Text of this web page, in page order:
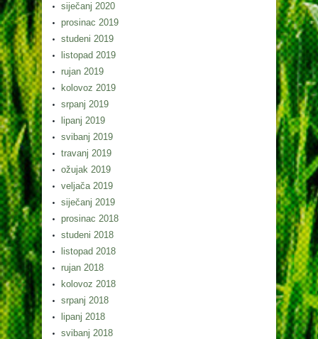
siječanj 2020
prosinac 2019
studeni 2019
listopad 2019
rujan 2019
kolovoz 2019
srpanj 2019
lipanj 2019
svibanj 2019
travanj 2019
ožujak 2019
veljača 2019
siječanj 2019
prosinac 2018
studeni 2018
listopad 2018
rujan 2018
kolovoz 2018
srpanj 2018
lipanj 2018
svibanj 2018